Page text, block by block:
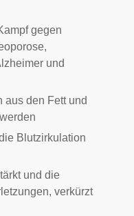
gegen
und
aus den Fett und
Blutzirkulation
und die
verkürzt